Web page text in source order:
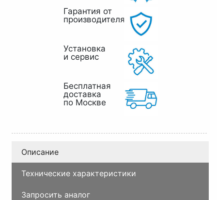
Гарантия от
производителя
Установка
и сервис
Бесплатная
доставка
по Москве
Описание
Технические характеристики
Запросить аналог